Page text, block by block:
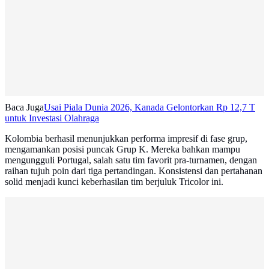
Baca JugaUsai Piala Dunia 2026, Kanada Gelontorkan Rp 12,7 T
untuk Investasi Olahraga
Kolombia berhasil menunjukkan performa impresif di fase grup,
mengamankan posisi puncak Grup K. Mereka bahkan mampu
mengungguli Portugal, salah satu tim favorit pra-turnamen, dengan
raihan tujuh poin dari tiga pertandingan. Konsistensi dan pertahanan
solid menjadi kunci keberhasilan tim berjuluk Tricolor ini.